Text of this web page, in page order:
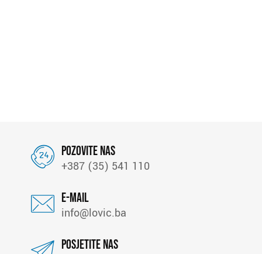
Pozovite nas
+387 (35) 541 110
E-mail
info@lovic.ba
Posjetite nas